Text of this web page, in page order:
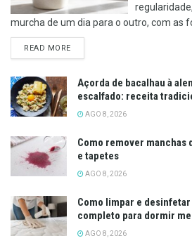
murcha de um dia para o outro, com as
READ MOREDETAILS
Açorda de bacalhau à
escalfado: receita
AGO 8, 2026
Como remover
e tapetes
AGO 8, 2026
Como limpar e
completo para dormir
AGO 8, 2026